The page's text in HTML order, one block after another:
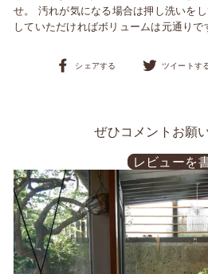
せ。 汚れが気になる場合は押し洗いを
していただければボリュームは元通りで
シェアする
Facebook
す
ツイートす
ぜひコメントお願
レビューを